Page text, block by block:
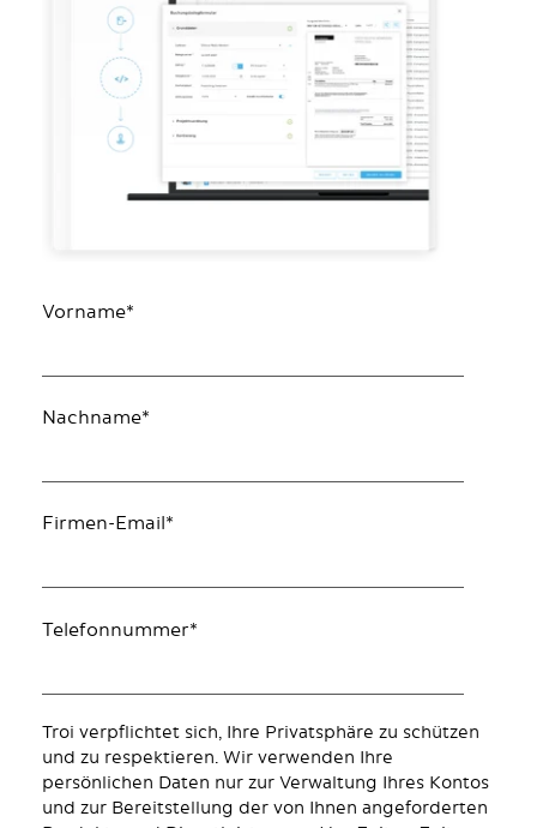
Vorname*
Nachname*
Firmen-Email *
Telefonnummer*
Troi verpflichtet sich, Ihre Privatsphäre zu schützen
und zu respektieren. Wir verwenden Ihre
persönlichen Daten nur zur Verwaltung Ihres Kontos
und zur Bereitstellung der von Ihnen angeforderten